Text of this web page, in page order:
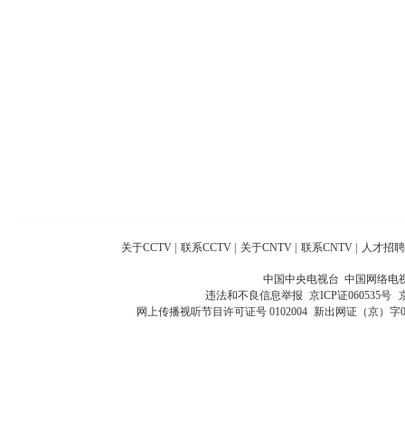
关于CCTV 联系CCTV 关于CNTV 联系CNTV 人才招聘
中国中央电视台 中国网络电
违法和不良信息举报 京ICP证060535号
网上传播视听节目许可证号 0102004 新出网证（京）